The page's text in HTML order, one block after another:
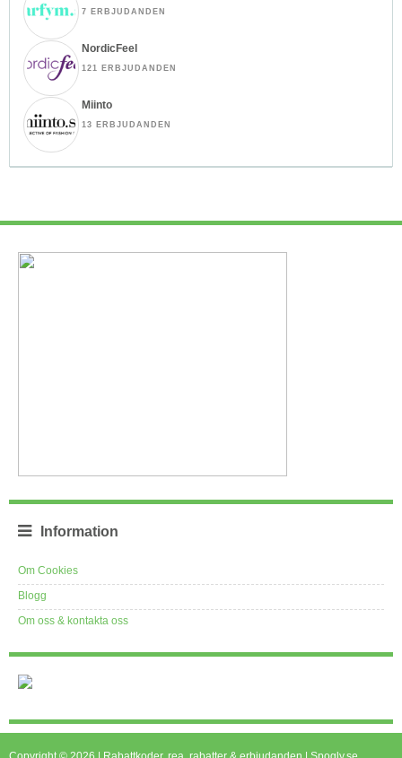
7 ERBJUDANDEN
NordicFeel
121 ERBJUDANDEN
Miinto
13 ERBJUDANDEN
Information
Om Cookies
Blogg
Om oss & kontakta oss